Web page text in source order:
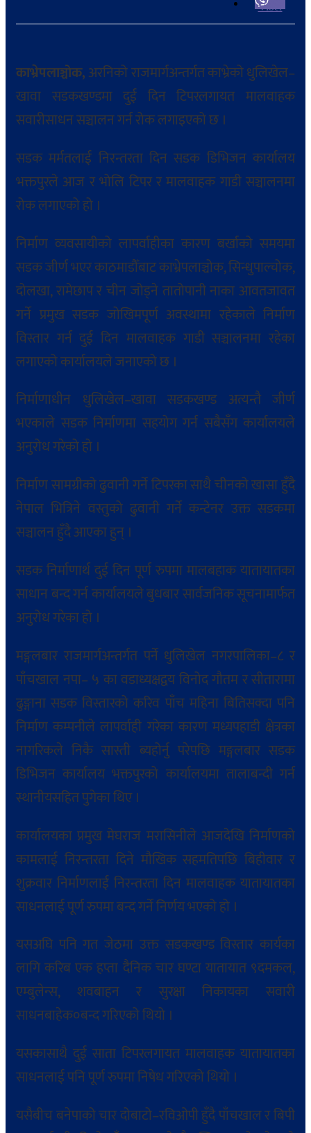
Viber
काभ्रेपलाञ्चोक,अरनिको राजमार्गअन्तर्गत काभ्रेको धुलिखेल–
खावा सडकखण्डमा दुई दिन टिपरलगायत मालवाहक
सवारीसाधन सञ्चालन गर्न रोक लगाइएको छ ।
सडक मर्मतलाई निरन्तरता दिन सडक डिभिजन कार्यालय
भक्तपुरले आज र भोलि टिपर र मालवाहक गाडी सञ्चालनमा
रोक लगाएको हो ।
निर्माण व्यवसायीको लापर्वाहीका कारण बर्खाको समयमा
सडक जीर्ण भएर काठमाडौँबाट काभ्रेपलाञ्चोक, सिन्धुपाल्चोक,
दोलखा, रामेछाप र चीन जोड्ने तातोपानी नाका आवतजावत
गर्ने प्रमुख सडक जोखिमपूर्ण अवस्थामा रहेकाले निर्माण
विस्तार गर्न दुई दिन मालवाहक गाडी सञ्चालनमा रहेका
लगाएको कार्यालयले जनाएको छ ।
निर्माणाधीन धुलिखेल–खावा सडकखण्ड अत्यन्तै जीर्ण
भएकाले सडक निर्माणमा सहयोग गर्न सबैसँग कार्यालयले
अनुरोध गरेको हो ।
निर्माण सामग्रीको ढुवानी गर्ने टिपरका साथै चीनको खासा हुँदै
नेपाल भित्रिने वस्तुको ढुवानी गर्ने कन्टेनर उक्त सडकमा
सञ्चालन हुँदै आएका हुन् ।
सडक निर्माणार्थ दुई दिन पूर्ण रुपमा मालबहाक यातायातका
साधान बन्द गर्न कार्यालयले बुधबार सार्वजनिक सूचनामार्फत
अनुरोध गरेका हो ।
मङ्गलबार राजमार्गअन्तर्गत पर्ने धुलिखेल नगरपालिका–८ र
पाँचखाल नपा– ५ का वडाध्यक्षद्वय विनोद गौतम र सीतारामा
ढुङ्गाना सडक विस्तारको करिव पाँच महिना बितिसक्दा पनि
निर्माण कम्पनीले लापर्वाही गरेका कारण मध्यपहाडी क्षेत्रका
नागरिकले निकै सास्ती ब्यहोर्नु परेपछि मङ्गलबार सडक
डिभिजन कार्यालय भक्तपुरको कार्यालयमा तालाबन्दी गर्न
स्थानीयसहित पुगेका थिए ।
कार्यालयका प्रमुख मेघराज मरासिनीले आजदेखि निर्माणको
कामलाई निरन्तरता दिने मौखिक सहमतिपछि बिहीवार र
शुक्रवार निर्माणलाई निरन्तरता दिन मालवाहक यातायातका
साधनलाई पूर्ण रुपमा बन्द गर्ने निर्णय भएको हो ।
यसअघि पनि गत जेठमा उक्त सडकखण्ड विस्तार कार्यका
लागि करिब एक हप्ता दैनिक चार घण्टा यातायात ९दमकल,
एम्बुलेन्स, शवबाहन र सुरक्षा निकायका सवारी
साधनबाहेक०बन्द गरिएको थियो ।
यसकासाथै दुई साता टिपरलगायत मालवाहक यातायातका
साधनलाई पनि पूर्ण रुपमा निषेध गरिएको थियो ।
यसैबीच बनेपाको चार दोबाटो–रविओपी हुँदै पाँचखाल र बिपी